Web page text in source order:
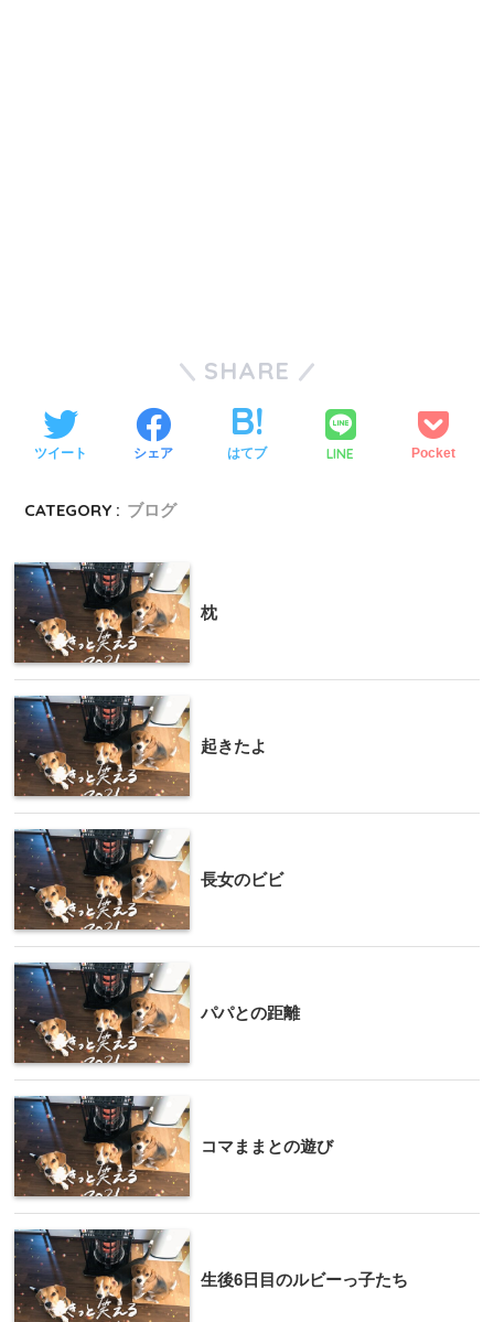
SHARE
ツイート シェア はてブ LINE Pocket
CATEGORY : ブログ
枕
起きたよ
長女のビビ
パパとの距離
コマままとの遊び
生後6日目のルビーっ子たち